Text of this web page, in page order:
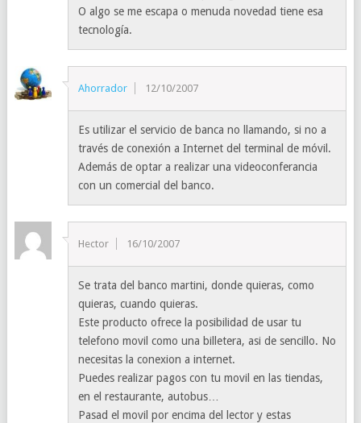
O algo se me escapa o menuda novedad tiene esa
tecnología.
Ahorrador 12/10/2007
Es utilizar el servicio de banca no llamando, si no a
través de conexión a Internet del terminal de móvil.
Además de optar a realizar una videoconferancia
con un comercial del banco.
Hector 16/10/2007
Se trata del banco martini, donde quieras, como
quieras, cuando quieras.
Este producto ofrece la posibilidad de usar tu
telefono movil como una billetera, asi de sencillo. No
necesitas la conexion a internet.
Puedes realizar pagos con tu movil en las tiendas,
en el restaurante, autobus…
Pasad el movil por encima del lector y estas